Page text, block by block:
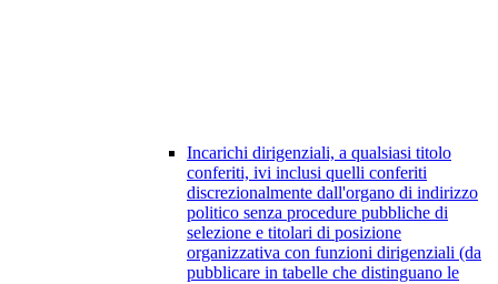
Incarichi dirigenziali, a qualsiasi titolo
conferiti, ivi inclusi quelli conferiti
discrezionalmente dall'organo di indirizzo
politico senza procedure pubbliche di
selezione e titolari di posizione
organizzativa con funzioni dirigenziali (da
pubblicare in tabelle che distinguano le